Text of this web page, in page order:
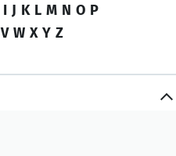
I J K L M N O P
V W X Y Z